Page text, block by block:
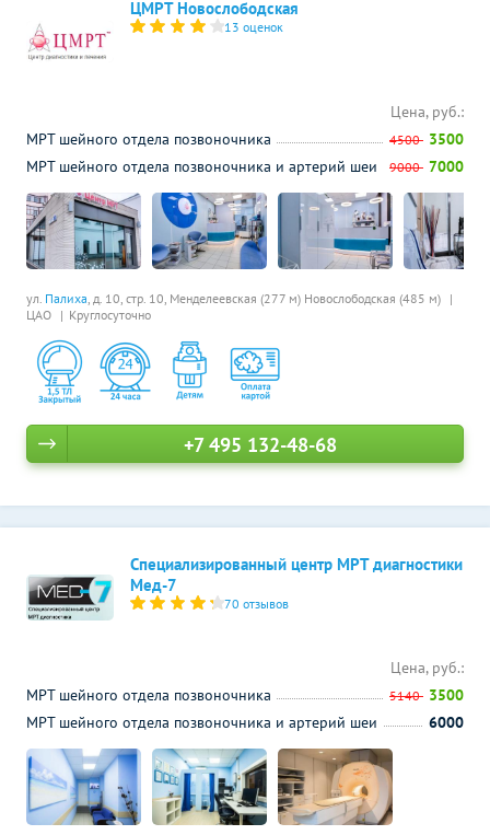
ЦМРТ Новослободская
13 оценок
ул. Палиха, д. 10, стр. 10, Менделеевская (277 м) Новослободская (485 м)
ЦАО
Круглосуточно
Цена, руб.:
МРТ шейного отдела позвоночника
4500 3500
МРТ шейного отдела позвоночника и артерий шеи
9000 7000
+7 495 132-48-68
Специализированный центр МРТ диагностики
Мед-7
70 отзывов
Цена, руб.:
МРТ шейного отдела позвоночника
5140 3500
МРТ шейного отдела позвоночника и артерий шеи
6000